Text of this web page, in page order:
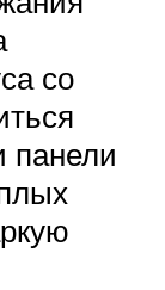
со
панели